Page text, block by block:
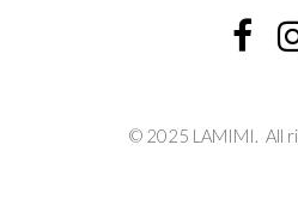
© 2025 LAMIMI. All